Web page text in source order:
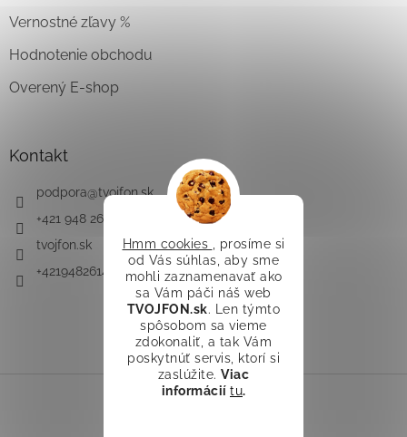
Hmm cookies
, prosíme si
od Vás súhlas, aby sme
mohli zaznamenavať ako
sa Vám páči náš web
TVOJFON.sk. Len týmto
spôsobom sa vieme
zdokonaliť, a tak Vám
poskytnúť servis, ktorí si
zaslúžite.Viac
informácií tu.
Vernostné zľavy %
Hodnotenie obchodu
Overený E-shop
Kontakt
podpora@tvojfon.sk
+421 948 261 491
tvojfon.sk
+421948261491